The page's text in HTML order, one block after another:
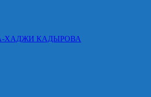
ХАДЖИ КАДЫРОВА